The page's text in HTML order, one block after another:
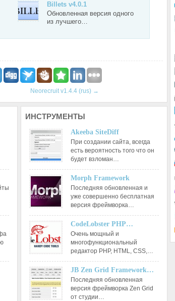
Billets v4.0.1
Обновленная версия одного
из лучшего…
Neorecruit v1.4.4 (rus) →
ИНСТРУМЕНТЫ
Akeeba SiteDiff
При создании сайта, всегда
есть вероятность того что он
будет взломан…
Morph Framework
Последняя обновленная и
уже совершенно бесплатная
версия фреймворка…
CodeLobster PHP…
Очень мощный и
многофункциональный
редактор РНР, HTML, CSS,…
JB Zen Grid Framework…
Последняя обновленная
версия фреймворка Zen Grid
от студии…